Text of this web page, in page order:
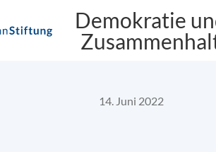
Demokratie
14. Juni 2022